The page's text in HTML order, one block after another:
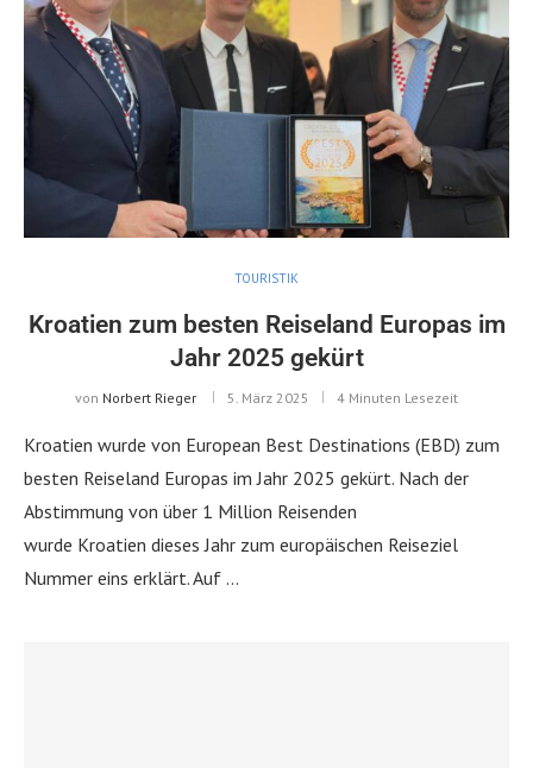
TOURISTIK
Kroatien zum besten Reiseland Europas im
Jahr 2025 gekürt
von Norbert Rieger 5. März 2025 4 Minuten Lesezeit
Kroatien wurde von European Best Destinations (EBD) zum
besten Reiseland Europas im Jahr 2025 gekürt. Nach der
Abstimmung von über 1 Million Reisenden
wurde Kroatien dieses Jahr zum europäischen Reiseziel
Nummer eins erklärt. Auf …